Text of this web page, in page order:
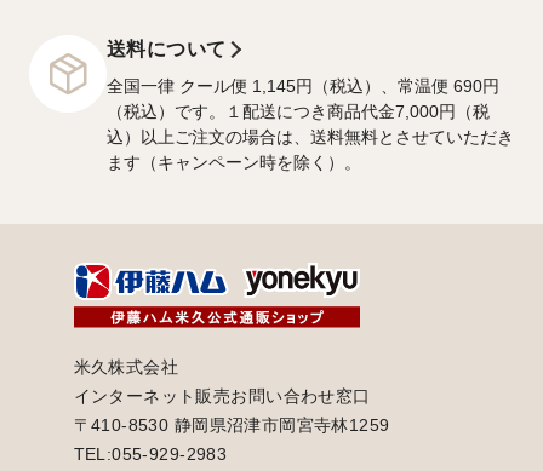
送料について
全国一律 クール便 1,145円（税込）、常温便 690円
（税込）です。１配送につき商品代金7,000円（税
込）以上ご注文の場合は、送料無料とさせていただき
ます（キャンペーン時を除く）。
米久株式会社
インターネット販売お問い合わせ窓口
〒410-8530 静岡県沼津市岡宮寺林1259
TEL:055-929-2983